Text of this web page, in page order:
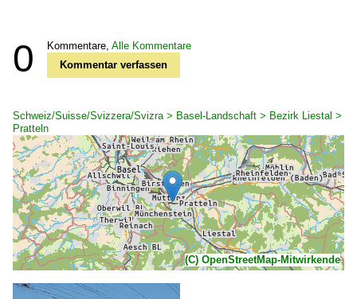
0 Kommentare, Alle Kommentare
Kommentar verfassen
Schweiz/Suisse/Svizzera/Svizra > Basel-Landschaft > Bezirk Liestal >
Pratteln
(C) OpenStreetMap-Mitwirkende